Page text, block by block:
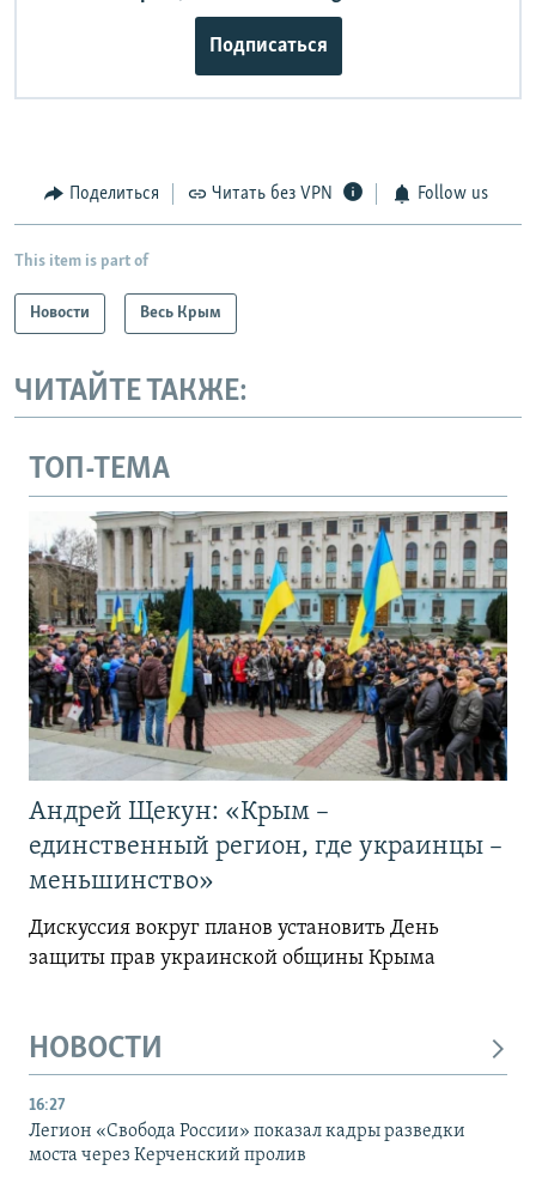
Подписаться
Поделиться Читать без VPN Follow us
This item is part of
Новости Весь Крым
ЧИТАЙТЕ ТАКЖЕ:
ТОП-ТЕМА
Андрей Щекун: «Крым –
единственный регион, где украинцы –
меньшинство»
Дискуссия вокруг планов установить День
защиты прав украинской общины Крыма
НОВОСТИ
16:27
Легион «Свобода России» показал кадры разведки
моста через Керченский пролив